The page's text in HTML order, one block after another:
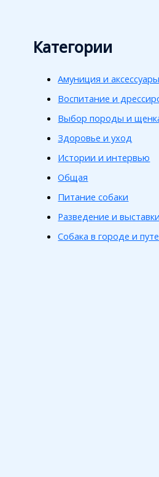
Категории
Амуниция и аксессуары
Воспитание и
Выбор породы и
Здоровье и уход
Истории и интервью
Общая
Питание собаки
Разведение и выставки
Собака в городе и